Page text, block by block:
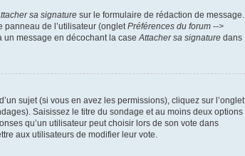
sa signature sur le formulaire de rédaction de message.
panneau de l’utilisateur (ongletPréférences du forum -->
un message en décochant la caseAttacher sa signature dans
sujet (si vous en avez les permissions), cliquez sur l’onglet
Saisissez le titre du sondage et au moins deux options
qu’un utilisateur peut choisir lors de son vote dans
aux utilisateurs de modifier leur vote.